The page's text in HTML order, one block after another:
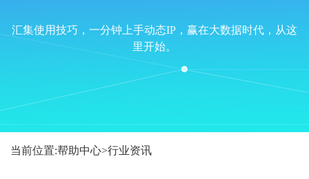
汇集使用技巧，一分钟上手动态IP，赢在大数据时代，从这
里开始。
当前位置:帮助中心>行业资讯